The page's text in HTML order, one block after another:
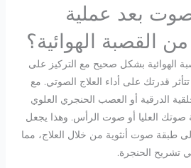
بعد عملية
القصبة الهوائية؟
الهوائية بشكل صحيح مع التركيز على
قدرتك على أداء العلاج الصوتي. مع
الدرقية أو العصب الحنجري العلوي
صوتك العليا أو صوت الرأس. وهذا يجعل
طبقة صوت أنثوية من خلال العلاج، مما
تشريح الحنجرة.